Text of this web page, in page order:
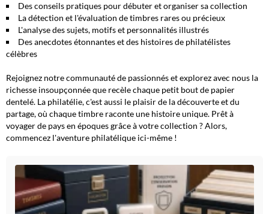
Des conseils pratiques pour débuter et organiser sa collection
La détection et l'évaluation de timbres rares ou précieux
L'analyse des sujets, motifs et personnalités illustrés
Des anecdotes étonnantes et des histoires de philatélistes
célèbres
Rejoignez notre communauté de passionnés et explorez avec nous la
richesse insoupçonnée que recèle chaque petit bout de papier
dentelé. La philatélie, c'est aussi le plaisir de la découverte et du
partage, où chaque timbre raconte une histoire unique. Prêt à
voyager de pays en époques grâce à votre collection ? Alors,
commencez l'aventure philatélique ici-même !